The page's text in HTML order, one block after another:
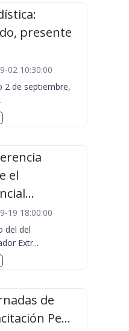
presente
02 10:30:00
2 de septiembre,
el
19 18:00:00
del del
Extr...
de
Pe...